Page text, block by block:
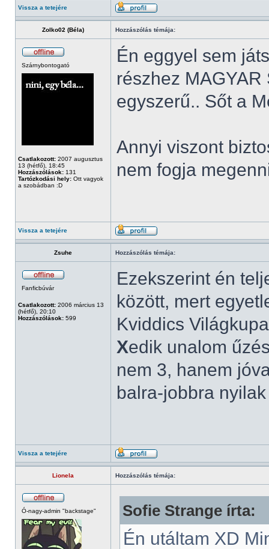
Vissza a tetejére
Zolko02 (Béla) Hozzászólás témája:
Szárnybontogató
Csatlakozott: 2007 augusztus
13 (hétfő), 18:45
Hozzászólások: 131
Tartózkodási hely: Ott vagyok
a szobádban :D
Én eggyel sem
részhez
egyszerű.. Sőt a
Annyi viszont
nem fogja
Vissza a tetejére
Zsuhe Hozzászólás témája:
Fanficbúvár
Csatlakozott: 2006 március 13
(hétfő), 20:10
Hozzászólások: 599
Ezekszerint én
között, mert
Kviddics
Xedik unalom
nem 3, hanem
balra-jobbra
Vissza a tetejére
Lionela Hozzászólás témája:
Ó-nagy-admin "backstage" Sofie Strange írta:
Én utáltam XD